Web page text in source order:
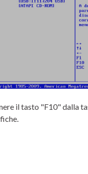
il tasto "F10" dalla